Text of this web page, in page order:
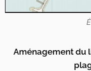
Aménagement du